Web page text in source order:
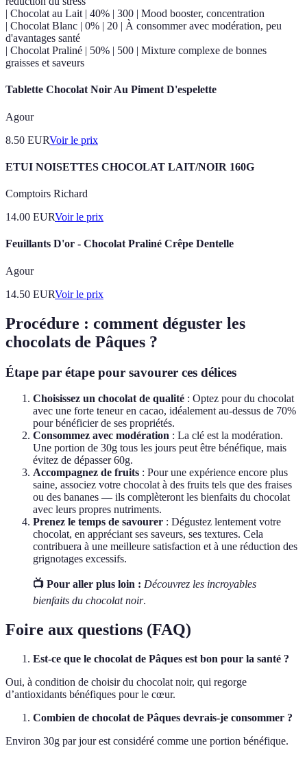
| Chocolat au Lait | 40% | 300 | Mood booster, concentration
| Chocolat Blanc | 0% | 20 | À consommer avec modération, peu
d'avantages santé
| Chocolat Praliné | 50% | 500 | Mixture complexe de bonnes
graisses et saveurs
Tablette Chocolat Noir Au Piment D'espelette
Agour
8.50 EURVoir le prix
ETUI NOISETTES CHOCOLAT LAIT/NOIR 160G
Comptoirs Richard
14.00 EURVoir le prix
Feuillants D'or - Chocolat Praliné Crêpe Dentelle
Agour
14.50 EURVoir le prix
Procédure : comment déguster les
chocolats de Pâques ?
Étape par étape pour savourer ces délices
Choisissez un chocolat de qualité : Optez pour du chocolat
avec une forte teneur en cacao, idéalement au-dessus de 70%
pour bénéficier de ses propriétés.
Consommez avec modération : La clé est la modération.
Une portion de 30g tous les jours peut être bénéfique, mais
évitez de dépasser 60g.
Accompagnez de fruits : Pour une expérience encore plus
saine, associez votre chocolat à des fruits tels que des fraises
ou des bananes — ils complèteront les bienfaits du chocolat
avec leurs propres nutriments.
Prenez le temps de savourer : Dégustez lentement votre
chocolat, en appréciant ses saveurs, ses textures. Cela
contribuera à une meilleure satisfaction et à une réduction des
grignotages excessifs.
📺 Pour aller plus loin : Découvrez les incroyables
bienfaits du chocolat noir.
Foire aux questions (FAQ)
Est-ce que le chocolat de Pâques est bon pour la santé ?
Oui, à condition de choisir du chocolat noir, qui regorge
d’antioxidants bénéfiques pour le cœur.
Combien de chocolat de Pâques devrais-je consommer ?
Environ 30g par jour est considéré comme une portion bénéfique.